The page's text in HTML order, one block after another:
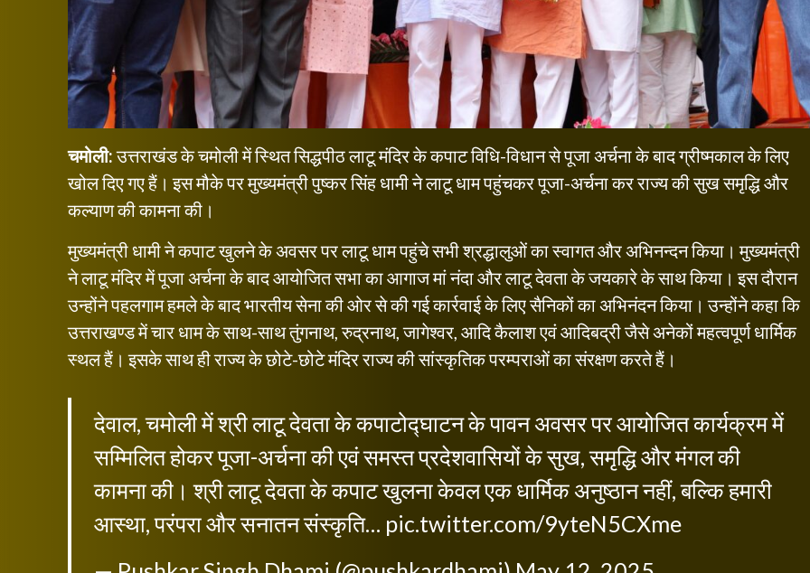
चमोली:उत्तराखंड के चमोली में स्थित सिद्धपीठ लाटू मंदिर के कपाट विधि-विधान से पूजा अर्चना के बाद ग्रीष्मकाल के लिए
खोल दिए गए हैं। इस मौके पर मुख्यमंत्री पुष्कर सिंह धामी ने लाटू धाम पहुंचकर पूजा-अर्चना कर राज्य की सुख समृद्धि और
कल्याण की कामना की।
मुख्यमंत्री धामी ने कपाट खुलने के अवसर पर लाटू धाम पहुंचे सभी श्रद्धालुओं का स्वागत और अभिनन्दन किया। मुख्यमंत्री
ने लाटू मंदिर में पूजा अर्चना के बाद आयोजित सभा का आगाज मां नंदा और लाटू देवता के जयकारे के साथ किया। इस दौरान
उन्होंने पहलगाम हमले के बाद भारतीय सेना की ओर से की गई कार्रवाई के लिए सैनिकों का अभिनंदन किया। उन्होंने कहा कि
उत्तराखण्ड में चार धाम के साथ-साथ तुंगनाथ, रुद्रनाथ, जागेश्वर, आदि कैलाश एवं आदिबद्री जैसे अनेकों महत्वपूर्ण धार्मिक
स्थल हैं। इसके साथ ही राज्य के छोटे-छोटे मंदिर राज्य की सांस्कृतिक परम्पराओं का संरक्षण करते हैं।
देवाल, चमोली में श्री लाटू देवता के कपाटोद्घाटन के पावन अवसर पर आयोजित कार्यक्रम में
सम्मिलित होकर पूजा-अर्चना की एवं समस्त प्रदेशवासियों के सुख, समृद्धि और मंगल की
कामना की। श्री लाटू देवता के कपाट खुलना केवल एक धार्मिक अनुष्ठान नहीं, बल्कि हमारी
आस्था, परंपरा और सनातन संस्कृति… pic.twitter.com/9yteN5CXme